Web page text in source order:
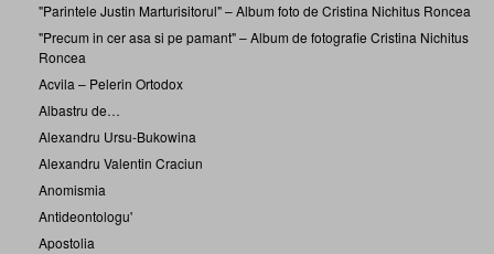
"Parintele Justin Marturisitorul" – Album foto de Cristina Nichitus Roncea
"Precum in cer asa si pe pamant" – Album de fotografie Cristina Nichitus
Roncea
Acvila – Pelerin Ortodox
Albastru de…
Alexandru Ursu-Bukowina
Alexandru Valentin Craciun
Anomismia
Antideontologu'
Apostolia